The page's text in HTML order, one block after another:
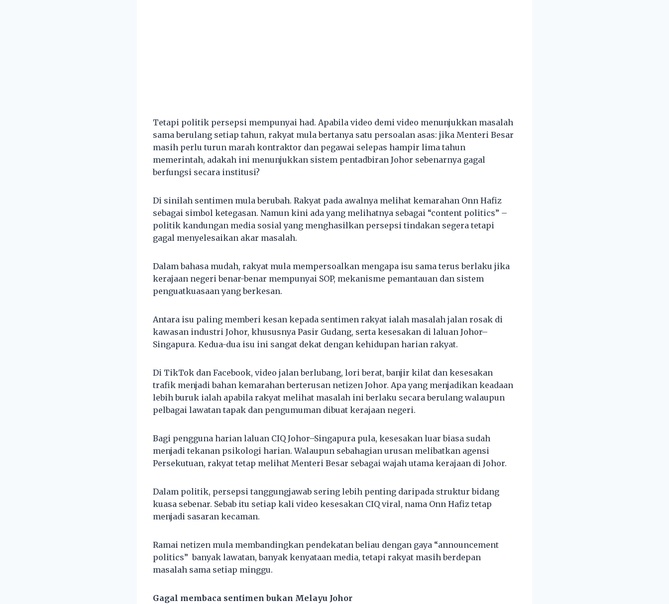
Tetapi politik persepsi mempunyai had. Apabila video demi video menunjukkan masalah
sama berulang setiap tahun, rakyat mula bertanya satu persoalan asas: jika Menteri Besar
masih perlu turun marah kontraktor dan pegawai selepas hampir lima tahun
memerintah, adakah ini menunjukkan sistem pentadbiran Johor sebenarnya gagal
berfungsi secara institusi?
Di sinilah sentimen mula berubah. Rakyat pada awalnya melihat kemarahan Onn Hafiz
sebagai simbol ketegasan. Namun kini ada yang melihatnya sebagai “content politics” –
politik kandungan media sosial yang menghasilkan persepsi tindakan segera tetapi
gagal menyelesaikan akar masalah.
Dalam bahasa mudah, rakyat mula mempersoalkan mengapa isu sama terus berlaku jika
kerajaan negeri benar-benar mempunyai SOP, mekanisme pemantauan dan sistem
penguatkuasaan yang berkesan.
Antara isu paling memberi kesan kepada sentimen rakyat ialah masalah jalan rosak di
kawasan industri Johor, khususnya Pasir Gudang, serta kesesakan di laluan Johor–
Singapura. Kedua-dua isu ini sangat dekat dengan kehidupan harian rakyat.
Di TikTok dan Facebook, video jalan berlubang, lori berat, banjir kilat dan kesesakan
trafik menjadi bahan kemarahan berterusan netizen Johor. Apa yang menjadikan keadaan
lebih buruk ialah apabila rakyat melihat masalah ini berlaku secara berulang walaupun
pelbagai lawatan tapak dan pengumuman dibuat kerajaan negeri.
Bagi pengguna harian laluan CIQ Johor–Singapura pula, kesesakan luar biasa sudah
menjadi tekanan psikologi harian. Walaupun sebahagian urusan melibatkan agensi
Persekutuan, rakyat tetap melihat Menteri Besar sebagai wajah utama kerajaan di Johor.
Dalam politik, persepsi tanggungjawab sering lebih penting daripada struktur bidang
kuasa sebenar. Sebab itu setiap kali video kesesakan CIQ viral, nama Onn Hafiz tetap
menjadi sasaran kecaman.
Ramai netizen mula membandingkan pendekatan beliau dengan gaya “announcement
politics” banyak lawatan, banyak kenyataan media, tetapi rakyat masih berdepan
masalah sama setiap minggu.
Gagal membaca sentimen bukan Melayu Johor